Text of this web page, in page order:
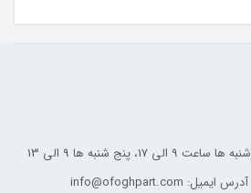
پنج شنبه ها 9 الی 13
آدرس ایمیل: info@ofoghpart.com